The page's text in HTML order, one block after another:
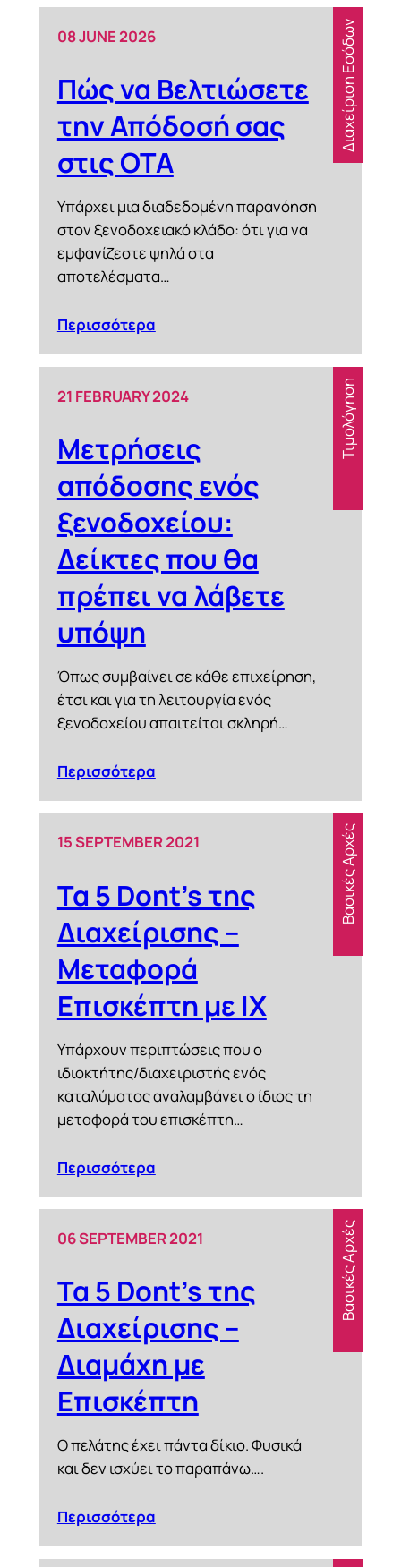
08 JUNE 2026
Πώς να Βελτιώσετε
την Απόδοσή σας
στις OTA
Υπάρχει μια διαδεδομένη παρανόηση
στον ξενοδοχειακό κλάδο: ότι για να
εμφανίζεστε ψηλά στα
αποτελέσματα…
Περισσότερα
Διαχείριση Εσόδων
21 FEBRUARY 2024
Μετρήσεις
απόδοσης ενός
ξενοδοχείου:
Δείκτες που θα
πρέπει να λάβετε
υπόψη
Όπως συμβαίνει σε κάθε επιχείρηση,
έτσι και για τη λειτουργία ενός
ξενοδοχείου απαιτείται σκληρή…
Περισσότερα
Τιμολόγηση
15 SEPTEMBER 2021
Τα 5 Dont’s της
Διαχείρισης –
Μεταφορά
Επισκέπτη με ΙΧ
Υπάρχουν περιπτώσεις που ο
ιδιοκτήτης/διαχειριστής ενός
καταλύματος αναλαμβάνει ο ίδιος τη
μεταφορά του επισκέπτη…
Περισσότερα
Βασικές Αρχές
06 SEPTEMBER 2021
Τα 5 Dont’s της
Διαχείρισης –
Διαμάχη με
Επισκέπτη
Ο πελάτης έχει πάντα δίκιο. Φυσικά
και δεν ισχύει το παραπάνω….
Περισσότερα
Βασικές Αρχές